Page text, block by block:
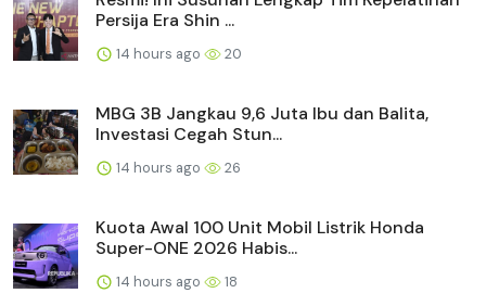
Persija Era Shin ...
14 hours ago 20
MBG 3B Jangkau 9,6 Juta Ibu dan Balita,
Investasi Cegah Stun...
14 hours ago 26
Kuota Awal 100 Unit Mobil Listrik Honda
Super-ONE 2026 Habis...
14 hours ago 18